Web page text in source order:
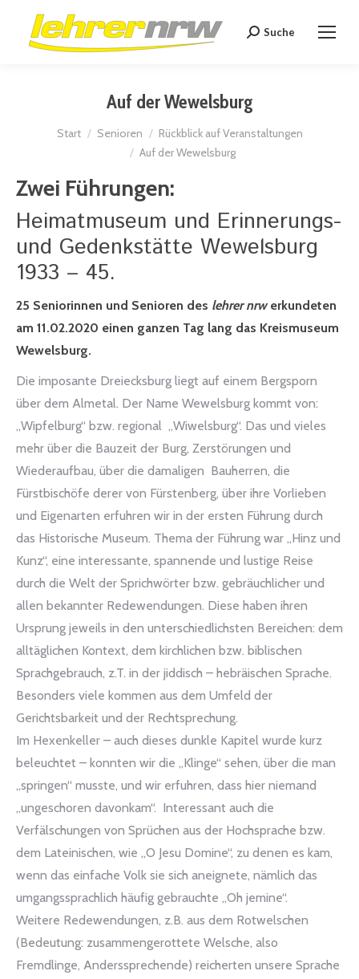
Search:
Suche
Auf der Wewelsburg
Sie befinden sich hier:
Start Senioren
Rückblick auf Veranstaltungen
Auf der Wewelsburg
Zwei Führungen:
Heimatmuseum und Erinnerungs-
und Gedenkstätte Wewelsburg
1933 – 45.
25 Seniorinnen und Senioren des lehrer nrwerkundeten
am 11.02.2020 einen ganzen Tag lang das Kreismuseum
Wewelsburg.
Die imposante Dreiecksburg liegt auf einem Bergsporn
über dem Almetal. Der Name Wewelsburg kommt von:
„Wipfelburg“ bzw. regional „Wiwelsburg“. Das und vieles
mehr über die Bauzeit der Burg, Zerstörungen und
Wiederaufbau, über die damaligen Bauherren, die
Fürstbischöfe derer von Fürstenberg, über ihre Vorlieben
und Eigenarten erfuhren wir in der ersten Führung durch
das Historische Museum. Thema der Führung war „Hinz und
Kunz“, eine interessante, spannende und lustige Reise
durch die Welt der Sprichwörter bzw. gebräuchlicher und
allen bekannter Redewendungen. Diese haben ihren
Ursprung jeweils in den unterschiedlichsten Bereichen: dem
alltäglichen Kontext, dem kirchlichen bzw. biblischen
Sprachgebrauch, z.T. in der jiddisch – hebräischen Sprache.
Besonders viele kommen aus dem Umfeld der
Gerichtsbarkeit und der Rechtsprechung.
Im Hexenkeller – auch dieses dunkle Kapitel wurde kurz
beleuchtet – konnten wir die „Klinge“ sehen, über die man
„springen“ musste, und wir erfuhren, dass hier niemand
„ungeschoren davonkam“. Interessant auch die
Verfälschungen von Sprüchen aus der Hochsprache bzw.
dem Lateinischen, wie „O Jesu Domine“, zu denen es kam,
wenn das einfache Volk sie sich aneignete, nämlich das
umgangssprachlich häufig gebrauchte „Oh jemine“.
Weitere Redewendungen, z.B. aus dem Rotwelschen
(Bedeutung: zusammengerottete Welsche, also
Fremdlinge, Anderssprechende) reicherten unsere Sprache